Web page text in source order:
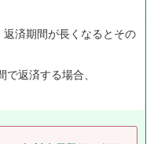
済期間が長くなるとその
返済する場合、